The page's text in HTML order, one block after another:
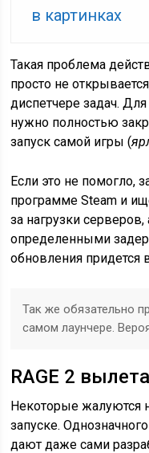
в картинках
Такая проблема
просто не
диспетчере задач.
нужно полностью
запуск самой игры (
Если это не помогло,
программе Steam и
за нагрузки
определенными
обновления придется
Так же обязательно
самом лаунчере.
RAGE 2
Некоторые жалуются
запуске.
дают даже сами